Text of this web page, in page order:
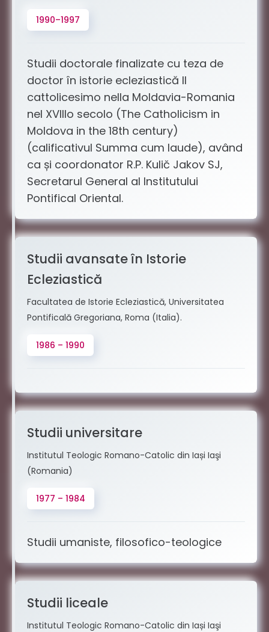
1990–1997
Studii doctorale finalizate cu teza de
doctor în istorie ecleziastică Il
cattolicesimo nella Moldavia-Romania
nel XVIIIo secolo (The Catholicism in
Moldova in the 18th century)
(calificativul Summa cum laude), având
ca și coordonator R.P. Kulič Jakov SJ,
Secretarul General al Institutului
Pontifical Oriental.
Studii avansate în Istorie
Ecleziastică
Facultatea de Istorie Ecleziastică, Universitatea
Pontificală Gregoriana, Roma (Italia).
1986 – 1990
Studii universitare
Institutul Teologic Romano-Catolic din Iași Iaşi
(Romania)
1977 – 1984
Studii umaniste, filosofico-teologice
Studii liceale
Institutul Teologic Romano-Catolic din Iași Iaşi